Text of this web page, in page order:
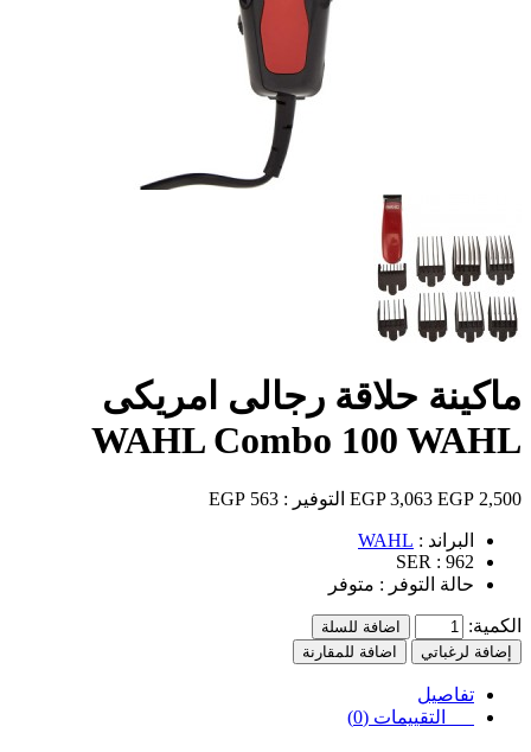
ماكينة حلاقة رجالى امريكى
WAHL Combo 100 WAHL
2,500 EGP
3,063 EGP التوفير : 563 EGP
البراند : WAHL
SER : 962
حالة التوفر : متوفر
الكمية:
اضافة للسلة
إضافة لرغباتي
اضافة للمقارنة
تفاصيل
التقييمات (0)